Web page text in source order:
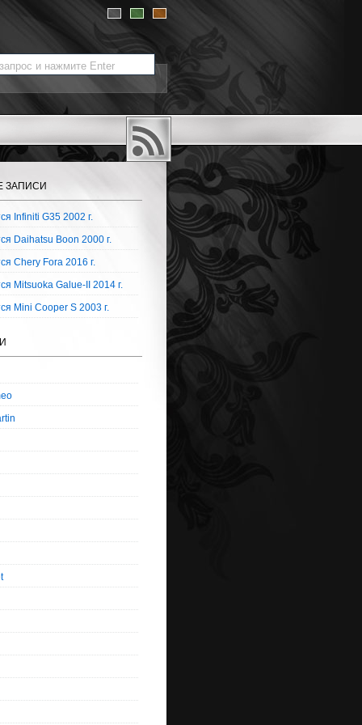
ЗАПИСИ
Infiniti G35 2002 г.
Daihatsu Boon 2000 г.
Chery Fora 2016 г.
Mitsuoka Galue-II 2014 г.
Mini Cooper S 2003 г.